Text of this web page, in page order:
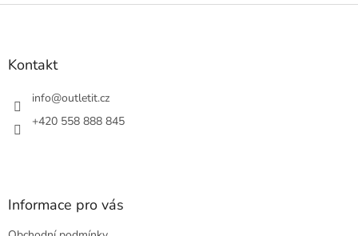
Z
Kontakt
info@outletit.cz
+420 558 888 845
Informace pro vás